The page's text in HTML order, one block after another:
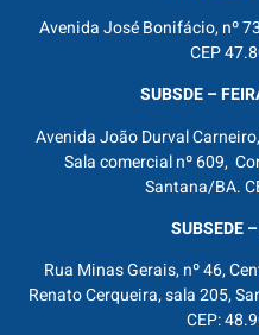
Avenida José Bonifácio, nº
CEP
SUBSDE –
Avenida João Durval
Sala comercial nº 609,
Santana/BA.
SUBSEDE
Rua Minas Gerais, nº 46,
Renato Cerqueira, sala 205,
CEP: